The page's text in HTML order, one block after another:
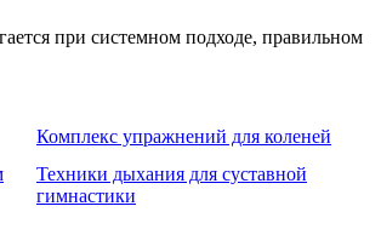
при системном подходе, правильном
Комплекс упражнений для коленей
Техники дыхания для суставной
гимнастики